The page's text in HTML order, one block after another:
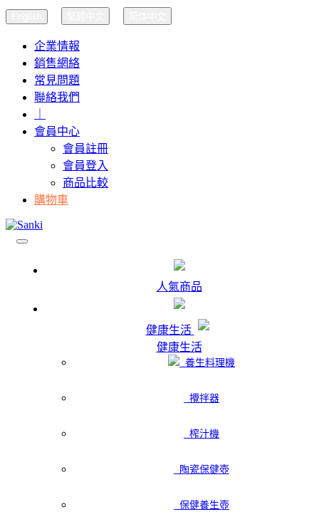
企業情報
銷售網絡
常見問題
聯絡我們
會員中心
會員註冊
會員登入
商品比較
購物車
人氣商品
健康生活
健康生活
養生料理機
攪拌器
榨汁機
陶瓷保健壺
保健養生壺